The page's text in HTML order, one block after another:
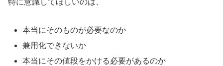
特に意識してほしいのは、
本当にそのものが必要なのか
兼用化できないか
本当にその値段をかける必要があるのか